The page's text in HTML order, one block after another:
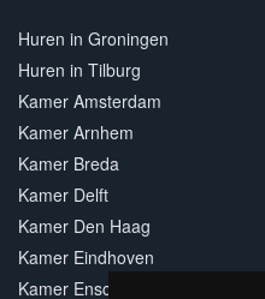
Huren in Groningen
Huren in Tilburg
Kamer Amsterdam
Kamer Arnhem
Kamer Breda
Kamer Delft
Kamer Den Haag
Kamer Eindhoven
Kamer Enschede